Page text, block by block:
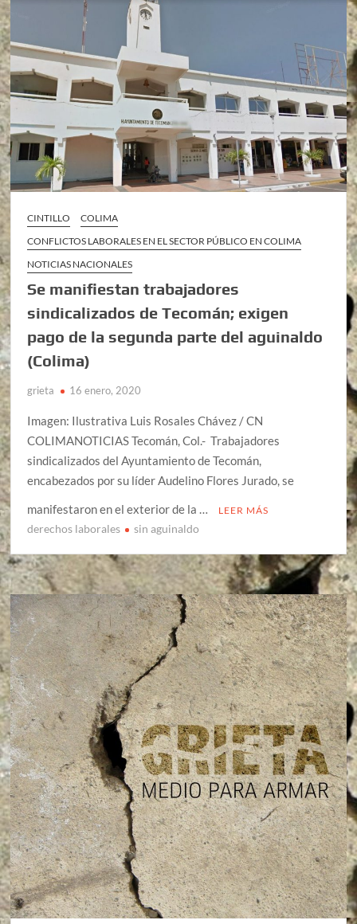
CINTILLO
COLIMA
CONFLICTOS LABORALES EN EL SECTOR PÚBLICO EN COLIMA
NOTICIAS NACIONALES
Se manifiestan trabajadores
sindicalizados de Tecomán; exigen
pago de la segunda parte del aguinaldo
(Colima)
grieta 16 enero, 2020
Imagen: Ilustrativa Luis Rosales Chávez / CN
COLIMANOTICIAS Tecomán, Col.- Trabajadores
sindicalizados del Ayuntamiento de Tecomán,
encabezados por su líder Audelino Flores Jurado, se
manifestaron en el exterior de la …
LEER MÁS
derechos laborales sin aguinaldo